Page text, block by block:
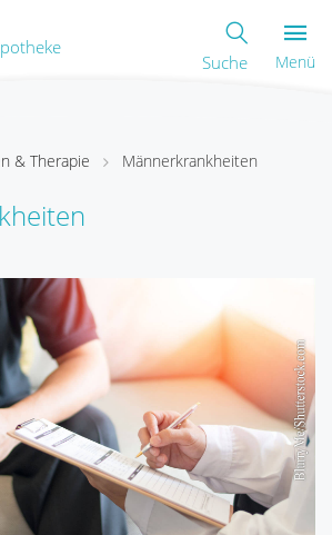
Suche Menü
& Therapie Männerkrankheiten